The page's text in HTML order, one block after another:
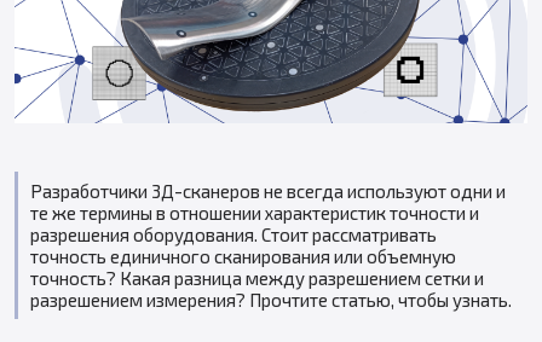
Разработчики 3Д-сканеров не всегда используют одни и
те же термины в отношении характеристик точности и
разрешения оборудования. Стоит рассматривать
точность единичного сканирования или объемную
точность? Какая разница между разрешением сетки и
разрешением измерения? Прочтите статью, чтобы узнать.